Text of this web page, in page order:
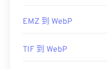
EMZ 到 WebP
TIF 到 WebP